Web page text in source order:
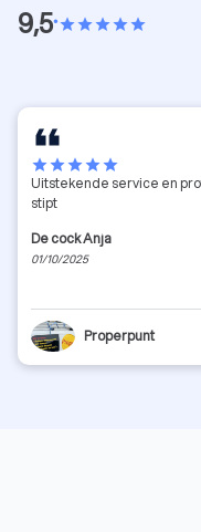
9,5•starstarstarstarstar
starstarstarstarstar
Uitstekende service en
stipt
De cock Anja
01/10/2025
Properpunt